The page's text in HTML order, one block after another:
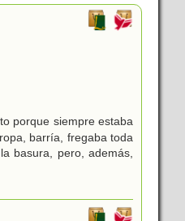
porque siempre estaba
barría, fregaba toda
basura, pero, además,